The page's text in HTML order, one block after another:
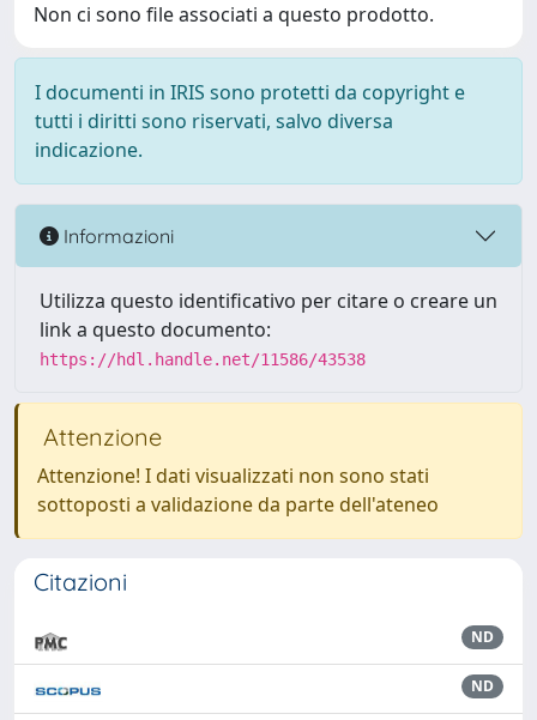
Non ci sono file associati a questo prodotto.
I documenti in IRIS sono protetti da copyright e
tutti i diritti sono riservati, salvo diversa
indicazione.
Informazioni
Utilizza questo identificativo per citare o creare un
link a questo documento:
https://hdl.handle.net/11586/43538
Attenzione
Attenzione! I dati visualizzati non sono stati
sottoposti a validazione da parte dell'ateneo
Citazioni
ND
ND